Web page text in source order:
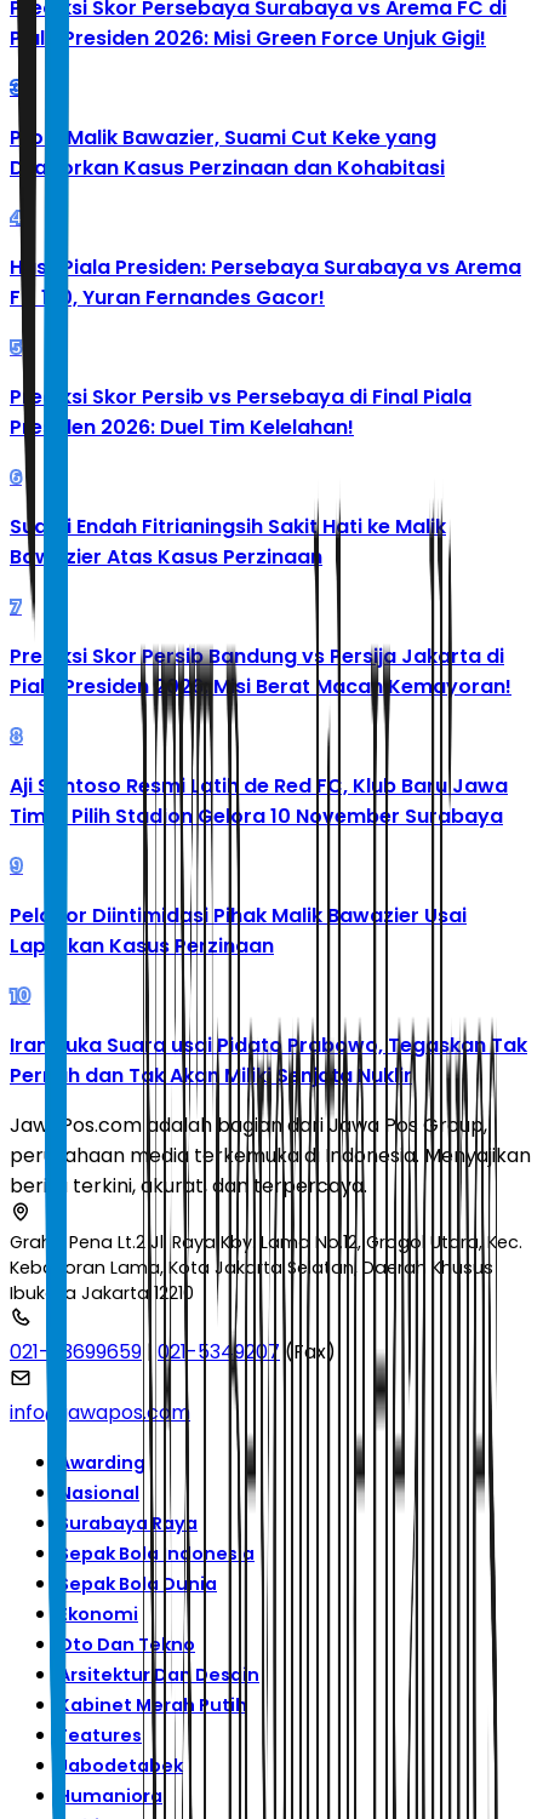
Prediksi Skor Persebaya Surabaya vs Arema FC di
Piala Presiden 2026: Misi Green Force Unjuk Gigi!
3
Profil Malik Bawazier, Suami Cut Keke yang
Dilaporkan Kasus Perzinaan dan Kohabitasi
4
Hasil Piala Presiden: Persebaya Surabaya vs Arema
FC 1-0, Yuran Fernandes Gacor!
5
Prediksi Skor Persib vs Persebaya di Final Piala
Presiden 2026: Duel Tim Kelelahan!
6
Suami Endah Fitrianingsih Sakit Hati ke Malik
Bawazier Atas Kasus Perzinaan
7
Prediksi Skor Persib Bandung vs Persija Jakarta di
Piala Presiden 2026: Misi Berat Macan Kemayoran!
8
Aji Santoso Resmi Latih de Red FC, Klub Baru Jawa
Timur Pilih Stadion Gelora 10 November Surabaya
9
Pelapor Diintimidasi Pihak Malik Bawazier Usai
Laporkan Kasus Perzinaan
10
Iran Buka Suara usai Pidato Prabowo, Tegaskan Tak
Pernah dan Tak Akan Miliki Senjata Nuklir
JawaPos.com adalah bagian dari Jawa Pos Group,
perusahaan media terkemuka di Indonesia. Menyajikan
berita terkini, akurat, dan terpercaya.
Graha Pena Lt.2 Jl. Raya Kby. Lama No.12, Grogol Utara, Kec.
Kebayoran Lama, Kota Jakarta Selatan, Daerah Khusus
Ibukota Jakarta 12210
021-53699659 |021-5349207(Fax)
info@jawapos.com
Awarding
Nasional
Surabaya Raya
Sepak Bola Indonesia
Sepak Bola Dunia
Ekonomi
Oto Dan Tekno
Arsitektur Dan Desain
Kabinet Merah Putih
Features
Jabodetabek
Humaniora